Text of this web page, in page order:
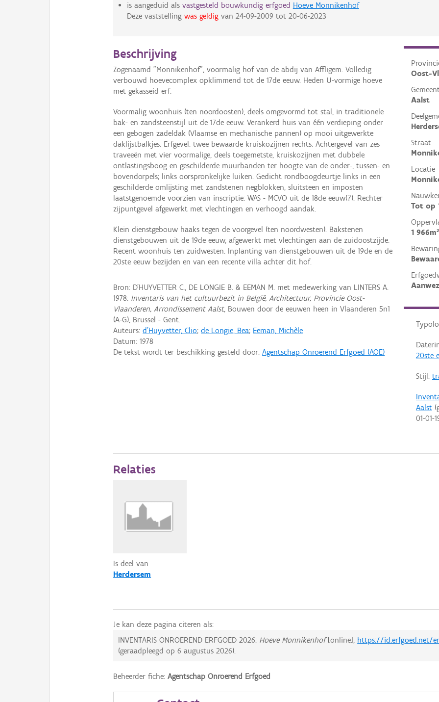
is aangeduid als vastgesteld bouwkundig erfgoed Hoeve Monnikenhof
Deze vaststelling was geldigvan 24-09-2009 tot 20-06-2023
Oost-
Aalst
Straat
Locatie
Tot op
1 966m²
20ste
Stijl:
Aalst
01-01-
Beschrijving
Zogenaamd "Monnikenhof", voormalig hof van de abdij van Affligem. Volledig
verbouwd hoevecomplex opklimmend tot de 17de eeuw. Heden U-vormige hoeve
met gekasseid erf.
Voormalig woonhuis (ten noordoosten), deels omgevormd tot stal, in traditionele
bak- en zandsteenstijl uit de 17de eeuw. Verankerd huis van één verdieping onder
een gebogen zadeldak (Vlaamse en mechanische pannen) op mooi uitgewerkte
daklijstbalkjes. Erfgevel: twee bewaarde kruiskozijnen rechts. Achtergevel van zes
traveeën met vier voormalige, deels toegemetste, kruiskozijnen met dubbele
ontlastingsboog en geschilderde muurbanden ter hoogte van de onder-, tussen- en
bovendorpels; links oorspronkelijke luiken. Gedicht rondboogdeurtje links in een
geschilderde omlijsting met zandstenen negblokken, sluitsteen en imposten
laatstgenoemde voorzien van inscriptie: WAS - MCVO uit de 18de eeuw(?). Rechter
zijpuntgevel afgewerkt met vlechtingen en verhoogd aandak.
Klein dienstgebouw haaks tegen de voorgevel (ten noordwesten). Bakstenen
dienstgebouwen uit de 19de eeuw, afgewerkt met vlechtingen aan de zuidoostzijde.
Recent woonhuis ten zuidwesten. Inplanting van dienstgebouwen uit de 19de en de
20ste eeuw bezijden en van een recente villa achter dit hof.
Bron: D'HUYVETTER C., DE LONGIE B. & EEMAN M. met medewerking van LINTERS A.
1978: Inventaris van het cultuurbezit in België, Architectuur, Provincie Oost-
Vlaanderen, Arrondissement Aalst, Bouwen door de eeuwen heen in Vlaanderen 5n1
(A-G), Brussel - Gent.
Auteurs:d'Huyvetter, Clio;de Longie, Bea; Eeman, Michèle
Datum:1978
De tekst wordt ter beschikking gesteld door:Agentschap Onroerend Erfgoed (AOE)
Relaties
Is deel van
Herdersem
Je kan deze pagina citeren als:
INVENTARIS ONROEREND ERFGOED 2026: Hoeve Monnikenhof[online], https://id.erfgoed.net/
(geraadpleegd op6 augustus 2026).
Beheerder fiche:Agentschap Onroerend Erfgoed